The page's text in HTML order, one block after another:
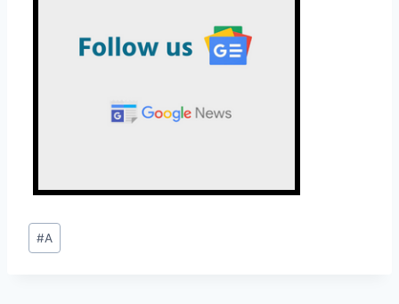
Post
Tags:
#A